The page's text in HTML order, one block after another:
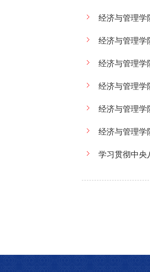
经济与管理学
经济与管理学
经济与管理学
经济与管理学
经济与管理学
经济与管理学
学习贯彻中央